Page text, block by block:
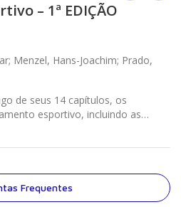
– 1ª EDIÇÃO
Menzel, Hans-Joachim; Prado,
de seus 14 capítulos, os
esportivo, incluindo as
com crianças e jovens,
Frequentes